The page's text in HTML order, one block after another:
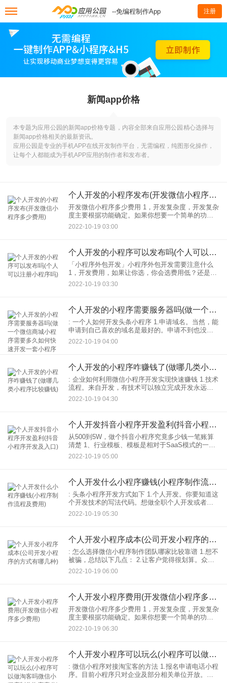
--免编程制作App 注册
新闻app价格
本专题为应用公园的新闻app价格专题，内容全部来自应用公园精心选择与
新闻app价格相关的最新资讯。
应用公园是专业的手机APP在线开发制作平台，无需编程，纯图形化操作，
让每个人都能成为手机APP应用的制作者和发布者。
个人开发的小程序发布(开发微信小程序多少费用)
开发微信小程序多少费用 1，开发复杂度，开发复杂
度主要根据功能确定。如果你想要一个简单的功
能，那么开发费用。但是如果你想建一个商城系
统，还需要分销，活动类和其他类功能，那么开发
2022-10-19 03:00
个人开发的小程序可以发布吗(个人可以注册小程序吗)
「小程序外包开发」小程序外包开发需要注意什么
1，开发费用，如果让你选，你会选费用低？还是选
择费用高？相信很多人都会选择费用低，谁不想用
最少的钱做最多的事，但是你觉得可能吗？说付出
2022-10-19 03:30
个人开发的小程序需要服务器吗(做一个微信商城小程序需要多久如何快速开发一套小程序商城)
: 一个人如何开发头条小程序 1.申请域名。当然，能
申请到自己喜欢的域名是最好的。申请不到也没关
系。如果单纯是小程序服务器域名解析没有效果，
需要申请域名后再备案。 2.服务电话开发。有基础
2022-10-19 04:00
个人开发的小程序咋赚钱了(做哪几类小程序比较赚钱)
: 企业如何利用微信小程序开发实现快速赚钱 1.技术
流程。来自开发，有技术可以独立完成开发永远不
会被淘汰。比如河南猎狐微信小程序开发平台，他
们通过第一次购买： 2.盗版流，那么上面的例子说
2022-10-19 04:30
个人开发抖音小程序开发盈利(抖音小程序开发及入口)
从500到5W，做个抖音小程序究竟多少钱一笔账算
清楚 1、行业模板、模板是相对于SaaS模式的一个
概念，是指开发平台、为特定行业量身定制的开发
完整解决方案：00小程序模板最大的优势就是连0技
2022-10-19 05:00
个人开发什么小程序赚钱(小程序制作流程及费用)
: 头条小程序开发方式如下 1.个人开发。你要知道这
个开发技术的写法代码。想做全职个人开发或者兴
趣开发都可以，前提是学好010-3104。 2.其实和
APP原理是一样的。送给别人开发。当然，
2022-10-19 05:30
个人开发小程序成本(公司开发小程序的方式有哪几种)
: 怎么选择微信小程序制作团队哪家比较靠谱 1.想不
被骗，总结以下几点： 2.让客户觉得很划算。众所
周知，任何产品和服务都有一定的成本底线，没有
人企业会在明知赔钱的情况下抢着拿下这笔生意，
2022-10-19 06:00
个人开发小程序费用(开发微信小程序多少费用)
开发微信小程序多少费用 1，开发复杂度，开发复杂
度主要根据功能确定。如果你想要一个简单的功
能，那么开发费用。但是如果你想建一个商城系
统，还需要分销，活动类和其他类功能，那么开发
2022-10-19 06:30
个人开发小程序可以玩么(小程序可以做淘客吗微信小程序制作淘宝客分)
: 微信小程序对接淘宝客的方法 1.报名申请电话小程
序。目前小程序只对企业及部分相关单位开放。个